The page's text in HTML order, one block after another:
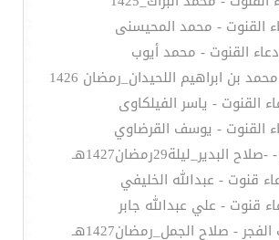
القنوت - محمد المحيسنى
دعاء القنوت - محمد أيوب
بن ابراهيم اللحيدان_رمضان 1426
القنوت - ياسر الفيلكاوى
القنوت - يوسف القرضاوي
البدير_ليلة29رمضان1427هـ
قنوت - عبدالله الخليفي
قنوت - علي عبدالله جابر
- صلاح الجمل_رمضان1427هـ